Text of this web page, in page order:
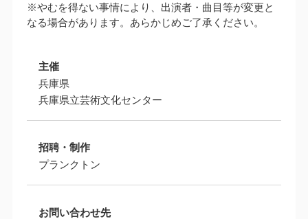
※やむを得ない事情により、出演者・曲目等が変更と
なる場合があります。あらかじめご了承ください。
主催
兵庫県
兵庫県立芸術文化センター
招聘・制作
プランクトン
お問い合わせ先